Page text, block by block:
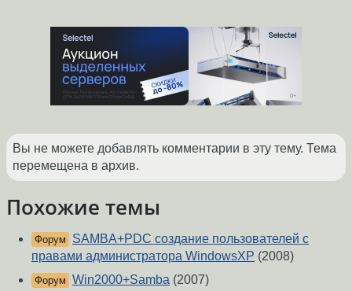
Вы не можете добавлять комментарии в эту тему. Тема
перемещена в архив.
Похожие темы
Форум
SAMBA+PDC создание пользователей с
правами администратора WindowsXP (2008)
Форум Win2000+Samba (2007)